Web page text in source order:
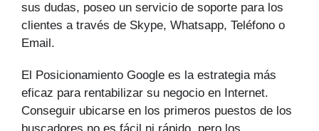
sus dudas, poseo un servicio de soporte para los
clientes a través de Skype, Whatsapp, Teléfono o
Email.
El Posicionamiento Google es la estrategia más
eficaz para rentabilizar su negocio en Internet.
Conseguir ubicarse en los primeros puestos de los